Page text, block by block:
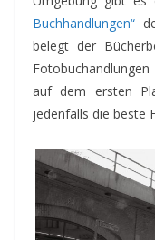
Buchhandlungen“
belegt der
auf dem ersten
jedenfalls die beste